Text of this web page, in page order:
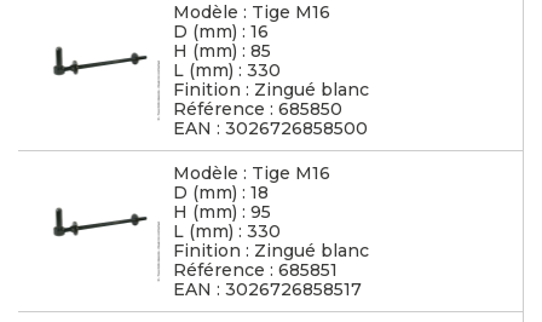
Modèle : Tige M16
D (mm) : 16
H (mm) : 85
L (mm) : 330
Finition : Zingué blanc
Référence : 685850
EAN : 3026726858500
Modèle : Tige M16
D (mm) : 18
H (mm) : 95
L (mm) : 330
Finition : Zingué blanc
Référence : 685851
EAN : 3026726858517